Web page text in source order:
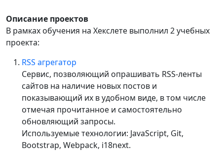
Описание проектов
В рамках обучения на Хекслете выполнил 2 учебных
проекта:
RSS агрегатор
Сервис, позволяющий опрашивать RSS-ленты
сайтов на наличие новых постов и
показывающий их в удобном виде, в том числе
отмечая прочитанное и самостоятельно
обновляющий запросы.
Используемые технологии: JavaScript, Git,
Bootstrap, Webpack, i18next.